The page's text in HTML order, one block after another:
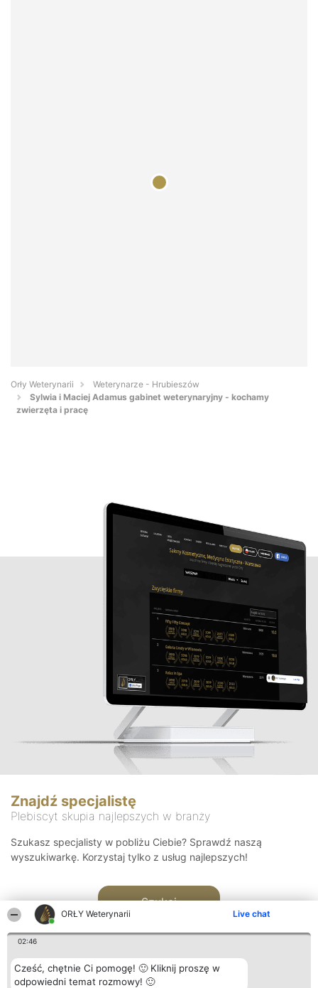
ORŁY Weterynarii Live chat
02:46
Cześć, chętnie Ci pomogę! 🙂 Kliknij proszę w
odpowiedni temat rozmowy! 🙂
Orły Weterynarii
Weterynarze - Hrubieszów
Sylwia i Maciej Adamus gabinet weterynaryjny - kochamy
zwierzęta i pracę
Znajdź specjalistę
Plebiscyt skupia najlepszych w branży
Szukasz specjalisty w pobliżu Ciebie? Sprawdź naszą
wyszukiwarkę. Korzystaj tylko z usług najlepszych!
Szukaj